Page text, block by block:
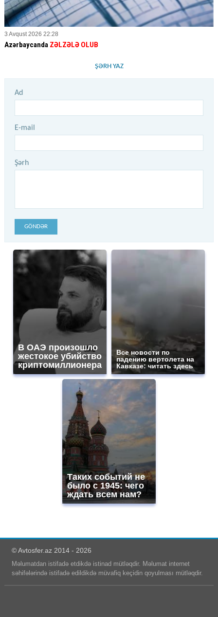
3 Avqust 2026 22:28
Azərbaycanda ZƏLZƏLƏ OLUB
ŞƏRH YAZ
Ad
E-mail
Şərh
GÖNDƏR
В ОАЭ произошло
жестокое убийство
криптомиллионера
Все новости по
падению вертолета на
Кавказе: читать здесь
Таких событий не
было с 1945: чего
ждать всем нам?
© Avtosfer.az 2014 - 2026
Məlumatdan istifadə etdikdə istinad mütləqdir. Məlumat internet
səhifələrində istifadə edildikdə müvafiq keçidin qoyulması mütləqdir.